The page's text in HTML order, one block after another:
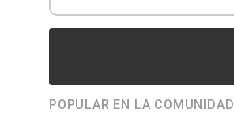
POPULAR EN LA COMUNIDAD